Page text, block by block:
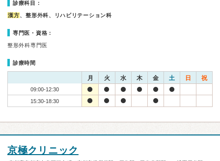
診療科目：
漢方、整形外科、リハビリテーション科
専門医・資格：
整形外科専門医
診療時間
月 火 水 木 金 土 日 祝
09:00-12:30
15:30-18:30
京極クリニック